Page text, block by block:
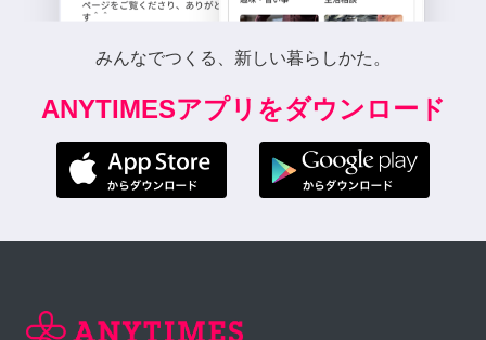
みんなでつくる、新しい暮らしかた。
ANYTIMESアプリをダウンロード